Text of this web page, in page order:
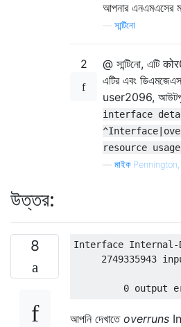
আপনার এনএমএসের
সান্টিনো
2
@ সান্টিনো, এটি
এটির এবং
user2096,
interface
resource usage
মাইক Pennington,
উত্তর:
8
Interface
2749335943
আপনি দেখাতে overruns